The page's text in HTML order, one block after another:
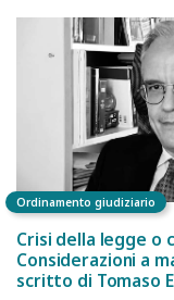
Ordinamento giudiziario
Crisi della legge o
Considerazioni a
scritto di Tomaso